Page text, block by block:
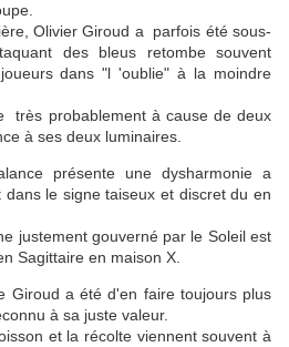
Olivier Giroud a parfois été sous-
des bleus retombe souvent
dans "l 'oublie" à la moindre
très probablement à cause de deux
à ses deux luminaires.
présente une dysharmonie a
dans le signe taiseux et discret du en
justement gouverné par le Soleil est
Sagittaire en maison X.
Giroud a été d'en faire toujours plus
à sa juste valeur.
et la récolte viennent souvent à